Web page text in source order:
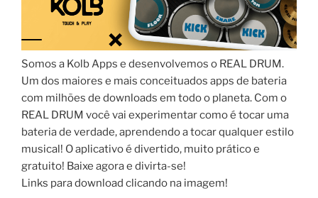
Somos a Kolb Apps e desenvolvemos o REAL DRUM.
Um dos maiores e mais conceituados apps de bateria
com milhões de downloads em todo o planeta. Com o
REAL DRUM você vai experimentar como é tocar uma
bateria de verdade, aprendendo a tocar qualquer estilo
musical! O aplicativo é divertido, muito prático e
gratuito! Baixe agora e divirta-se!
Links para download clicando na imagem!